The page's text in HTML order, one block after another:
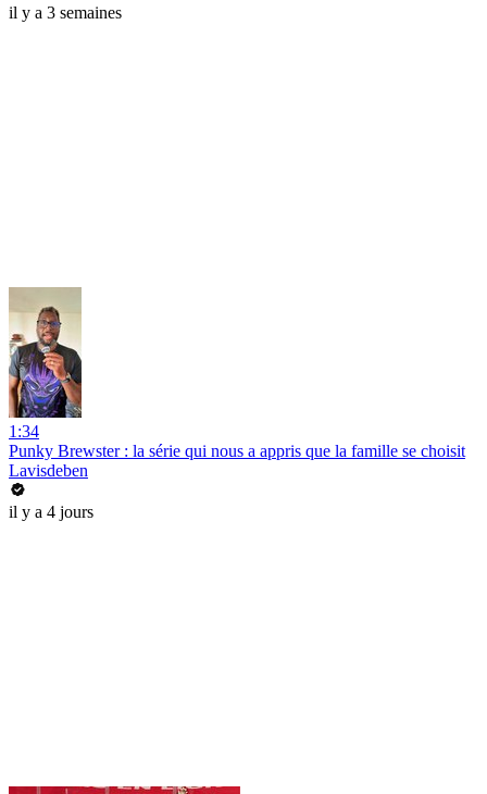
il y a 3 semaines
1:34
Punky Brewster : la série qui nous a appris que la famille se choisit
Lavisdeben
il y a 4 jours